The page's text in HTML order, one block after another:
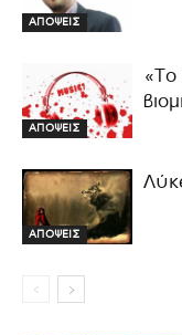
ΑΠΟΨΕΙΣ
ΑΠΟΨΕΙΣ
«Το
ΑΠΟΨΕΙΣ